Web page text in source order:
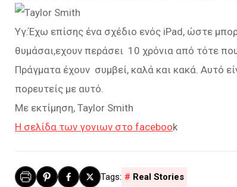
Υγ:Έχω επίσης ένα σχέδιο ενός iPad, ώστε
θυμάσαι,εχουν περάσει 10 χρόνια από τότε
Πράγματα έχουν συμβεί, καλά και κακά. Αυτό
πορευτείς με αυτό.
Με εκτίμηση, Taylor Smith
Η σελίδα των γονιων στο facebook
Real Stories